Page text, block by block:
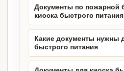
Документы по пожарной
киоска быстрого питания
Какие документы нужны
быстрого питания